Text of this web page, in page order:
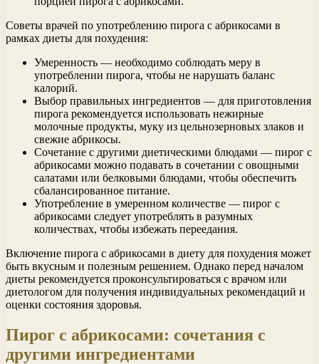
Советы врачей по употреблению пирога с абрикосами в
рамках диеты для похудения:
Умеренность — необходимо соблюдать меру в
употреблении пирога, чтобы не нарушать баланс
калорий.
Выбор правильных ингредиентов — для приготовления
пирога рекомендуется использовать нежирные
молочные продукты, муку из цельнозерновых злаков и
свежие абрикосы.
Сочетание с другими диетическими блюдами — пирог с
абрикосами можно подавать в сочетании с овощными
салатами или белковыми блюдами, чтобы обеспечить
сбалансированное питание.
Употребление в умеренном количестве — пирог с
абрикосами следует употреблять в разумных
количествах, чтобы избежать переедания.
Включение пирога с абрикосами в диету для похудения может
быть вкусным и полезным решением. Однако перед началом
диеты рекомендуется проконсультироваться с врачом или
диетологом для получения индивидуальных рекомендаций и
оценки состояния здоровья.
Пирог с абрикосами: сочетания с
другими ингредиентами